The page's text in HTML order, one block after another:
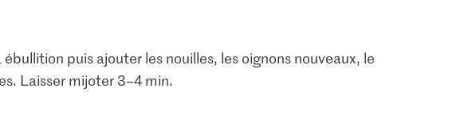
puis ajouter les nouilles, les oignons nouveaux, le
Laisser mijoter 3–4 min.